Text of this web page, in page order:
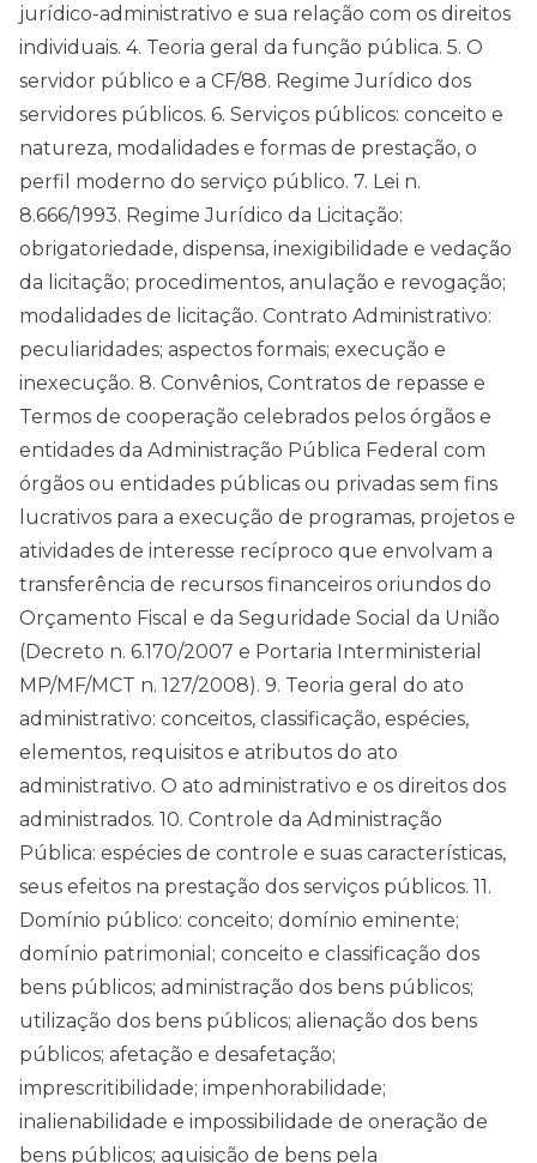
jurídico-administrativo e sua relação com os direitos
individuais. 4. Teoria geral da função pública. 5. O
servidor público e a CF/88. Regime Jurídico dos
servidores públicos. 6. Serviços públicos: conceito e
natureza, modalidades e formas de prestação, o
perfil moderno do serviço público. 7. Lei n.
8.666/1993. Regime Jurídico da Licitação:
obrigatoriedade, dispensa, inexigibilidade e vedação
da licitação; procedimentos, anulação e revogação;
modalidades de licitação. Contrato Administrativo:
peculiaridades; aspectos formais; execução e
inexecução. 8. Convênios, Contratos de repasse e
Termos de cooperação celebrados pelos órgãos e
entidades da Administração Pública Federal com
órgãos ou entidades públicas ou privadas sem fins
lucrativos para a execução de programas, projetos e
atividades de interesse recíproco que envolvam a
transferência de recursos financeiros oriundos do
Orçamento Fiscal e da Seguridade Social da União
(Decreto n. 6.170/2007 e Portaria Interministerial
MP/MF/MCT n. 127/2008). 9. Teoria geral do ato
administrativo: conceitos, classificação, espécies,
elementos, requisitos e atributos do ato
administrativo. O ato administrativo e os direitos dos
administrados. 10. Controle da Administração
Pública: espécies de controle e suas características,
seus efeitos na prestação dos serviços públicos. 11.
Domínio público: conceito; domínio eminente;
domínio patrimonial; conceito e classificação dos
bens públicos; administração dos bens públicos;
utilização dos bens públicos; alienação dos bens
públicos; afetação e desafetação;
imprescritibilidade; impenhorabilidade;
inalienabilidade e impossibilidade de oneração de
bens públicos; aquisição de bens pela